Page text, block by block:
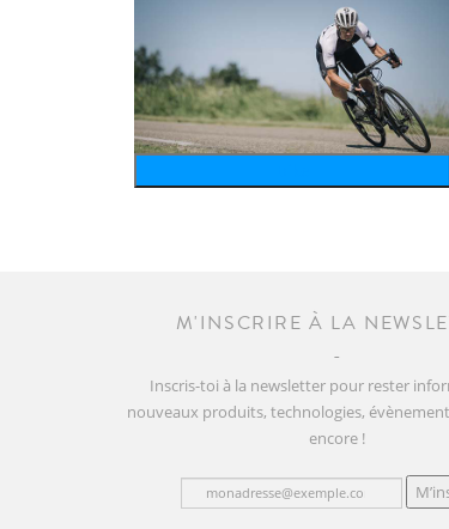
M'INSCRIRE À LA
Inscris-toi à la newsletter pour rester
nouveaux produits, technologies,
encore !